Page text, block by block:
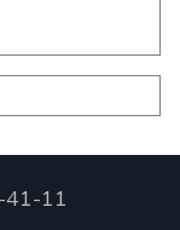
11